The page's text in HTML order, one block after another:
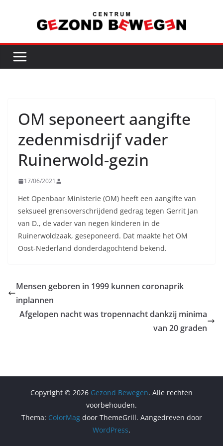
inhoud
OM seponeert aangifte
zedenmisdrijf vader
Ruinerwold-gezin
17/06/2021
Het Openbaar Ministerie (OM) heeft een aangifte van
seksueel grensoverschrijdend gedrag tegen Gerrit Jan
van D., de vader van negen kinderen in de
Ruinerwoldzaak, geseponeerd. Dat maakte het OM
Oost-Nederland donderdagochtend bekend.
Mensen geboren in 1999 kunnen coronaprik
inplannen
Afgelopen nacht was tropennacht dankzij minima
van 20 graden
Copyright © 2026 Gezond Bewegen. Alle rechten
voorbehouden.
Thema: ColorMagdoor ThemeGrill. Aangedreven door
WordPress.